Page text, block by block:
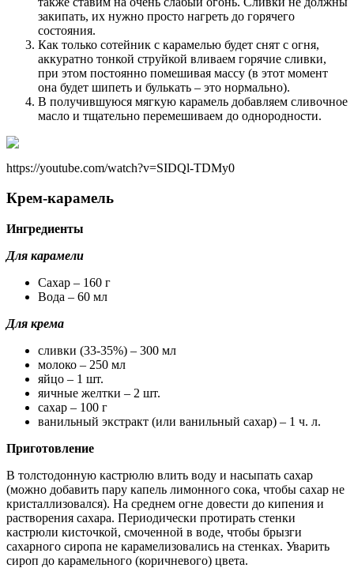
закипать, их нужно просто нагреть до горячего
состояния.
Как только сотейник с карамелью будет снят с огня,
аккуратно тонкой струйкой вливаем горячие сливки,
при этом постоянно помешивая массу (в этот момент
она будет шипеть и булькать – это нормально).
В получившуюся мягкую карамель добавляем сливочное
масло и тщательно перемешиваем до однородности.
https://youtube.com/watch?v=SIDQl-TDMy0
Крем-карамель
Ингредиенты
Для карамели
Сахар – 160 г
Вода – 60 мл
Для крема
сливки (33-35%) – 300 мл
молоко – 250 мл
яйцо – 1 шт.
яичные желтки – 2 шт.
сахар – 100 г
ванильный экстракт (или ванильный сахар) – 1 ч. л.
Приготовление
В толстодонную кастрюлю влить воду и насыпать сахар
(можно добавить пару капель лимонного сока, чтобы сахар не
кристаллизовался). На среднем огне довести до кипения и
растворения сахара. Периодически протирать стенки
кастрюли кисточкой, смоченной в воде, чтобы брызги
сахарного сиропа не карамелизовались на стенках. Уварить
сироп до карамельного (коричневого) цвета.